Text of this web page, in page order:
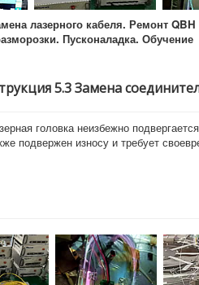
лазерного кабеля. Ремонт
Пусконаладка. Обучение
5.3 Замена
головка неизбежно
подвержен износу и требует